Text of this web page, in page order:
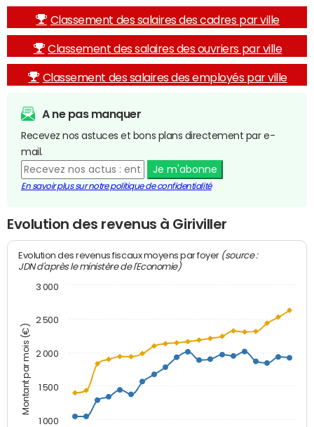
Classement des salaires des cadres par ville
Classement des salaires des ouvriers par ville
Classement des salaires des employés par ville
A ne pas manquer
Recevez nos astuces et bons plans directement par e-
mail.
Je m'abonne
En savoir plus sur notre politique de confidentialité
Evolution des revenus à Giriviller
Montant par mois (€)
Evolution des revenus fiscaux moyens par foyer (source :
JDN d'après le ministère de l'Economie)
1 000
1 500
2 000
2 500
3 000